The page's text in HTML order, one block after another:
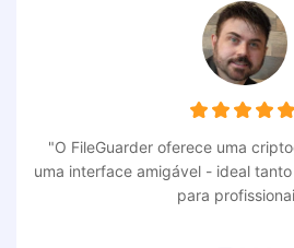
"O FileGuarder oferece uma
uma interface amigável - ideal
para